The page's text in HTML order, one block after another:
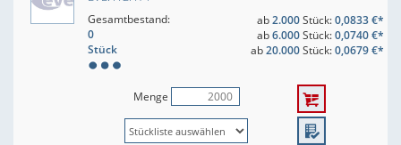
Gesamtbestand:
0
Stück
ab2.000Stück:0,0833 €*
ab6.000Stück:0,0740 €*
ab20.000Stück:0,0679 €*
Menge